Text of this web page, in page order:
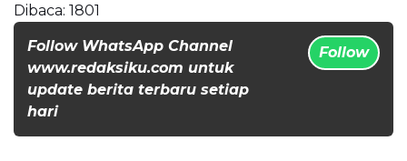
Dibaca: 1801
Follow WhatsApp Channel
www.redaksiku.com untuk
update berita terbaru setiap
hari
Follow